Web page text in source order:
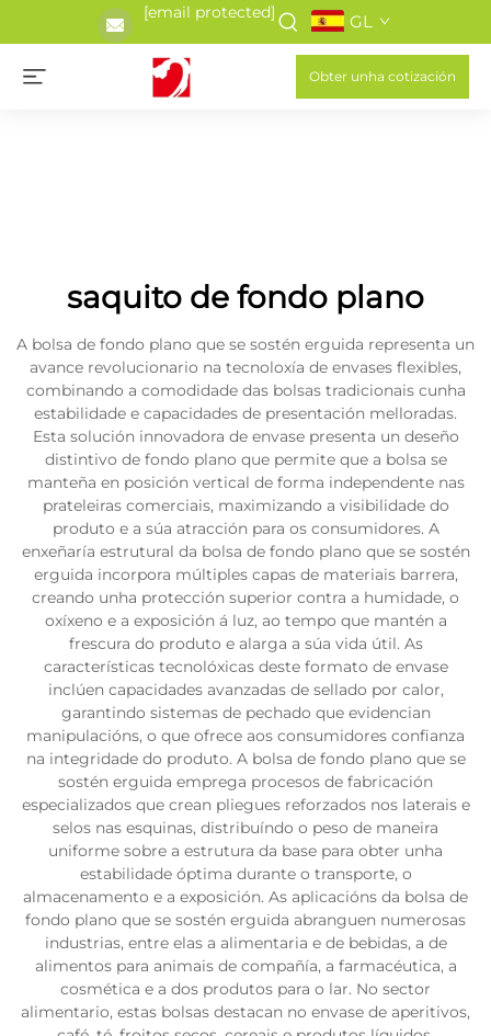
[email protected] GL
Obter unha cotización
saquito de fondo plano
A bolsa de fondo plano que se sostén erguida representa un
avance revolucionario na tecnoloxía de envases flexibles,
combinando a comodidade das bolsas tradicionais cunha
estabilidade e capacidades de presentación melloradas.
Esta solución innovadora de envase presenta un deseño
distintivo de fondo plano que permite que a bolsa se
manteña en posición vertical de forma independente nas
prateleiras comerciais, maximizando a visibilidade do
produto e a súa atracción para os consumidores. A
enxeñaría estrutural da bolsa de fondo plano que se sostén
erguida incorpora múltiples capas de materiais barrera,
creando unha protección superior contra a humidade, o
oxíxeno e a exposición á luz, ao tempo que mantén a
frescura do produto e alarga a súa vida útil. As
características tecnolóxicas deste formato de envase
inclúen capacidades avanzadas de sellado por calor,
garantindo sistemas de pechado que evidencian
manipulacións, o que ofrece aos consumidores confianza
na integridade do produto. A bolsa de fondo plano que se
sostén erguida emprega procesos de fabricación
especializados que crean pliegues reforzados nos laterais e
selos nas esquinas, distribuíndo o peso de maneira
uniforme sobre a estrutura da base para obter unha
estabilidade óptima durante o transporte, o
almacenamento e a exposición. As aplicacións da bolsa de
fondo plano que se sostén erguida abranguen numerosas
industrias, entre elas a alimentaria e de bebidas, a de
alimentos para animais de compañía, a farmacéutica, a
cosmética e a dos produtos para o lar. No sector
alimentario, estas bolsas destacan no envase de aperitivos,